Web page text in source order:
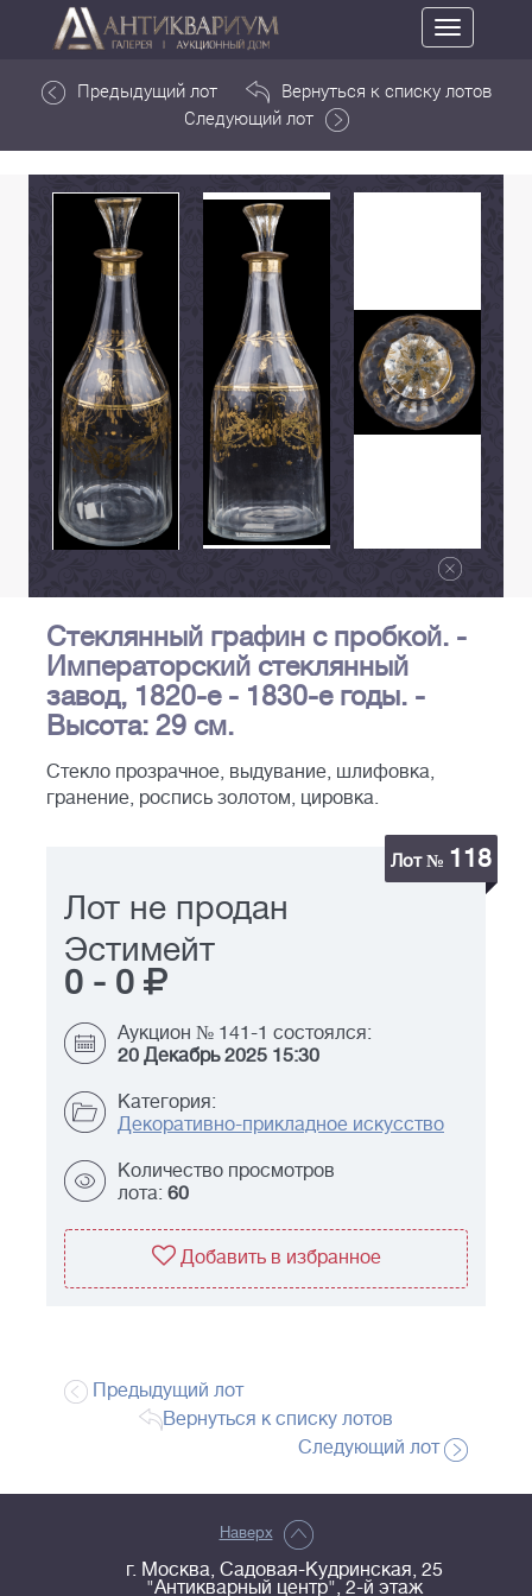
Toggle
navigation
Предыдущий лот
Вернуться к списку лотов
Следующий лот
Стеклянный графин с пробкой. -
Императорский стеклянный
завод, 1820-е - 1830-е годы. -
Высота: 29 см.
Стекло прозрачное, выдувание, шлифовка,
гранение, роспись золотом, цировка.
Лот № 118
Лот не продан
Эстимейт
0 - 0
Аукцион № 141-1 состоялся:
20 Декабрь 2025 15:30
Категория:
Декоративно-прикладное искусство
Количество просмотров
лота: 60
Добавить в избранное
Предыдущий лот
Вернуться к списку лотов
Следующий лот
Наверх
г. Москва, Садовая-Кудринская, 25
"Антикварный центр", 2-й этаж